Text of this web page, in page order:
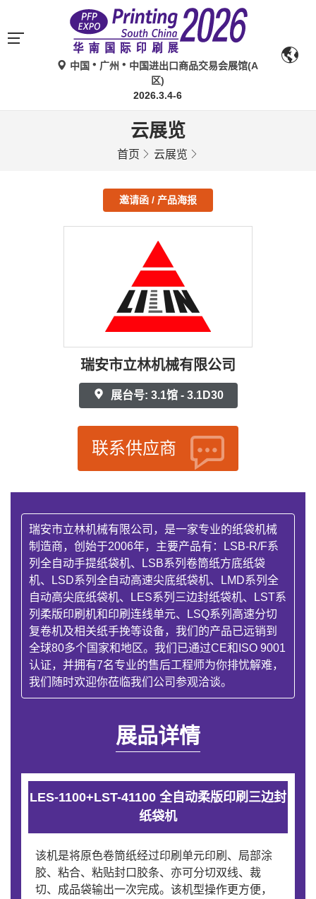
中国 广州
中国进出口商品交易会展馆(A
区)
2026.3.4-6
云展览
首页 云展览
邀请函 / 产品海报
瑞安市立林机械有限公司
展台号: 3.1馆 - 3.1D30
联系供应商
瑞安市立林机械有限公司，是一家专业的纸袋机械
制造商，创始于2006年，主要产品有：LSB-R/F系
列全自动手提纸袋机、LSB系列卷筒纸方底纸袋
机、LSD系列全自动高速尖底纸袋机、LMD系列全
自动高尖底纸袋机、LES系列三边封纸袋机、LST系
列柔版印刷机和印刷连线单元、LSQ系列高速分切
复卷机及相关纸手挽等设备，我们的产品已远销到
全球80多个国家和地区。我们已通过CE和ISO 9001
认证，并拥有7名专业的售后工程师为你排忧解难，
我们随时欢迎你莅临我们公司参观洽谈。
展品详情
LES-1100+LST-41100 全自动柔版印刷三边封
纸袋机
该机是将原色卷筒纸经过印刷单元印刷、局部涂
胶、粘合、粘贴封口胶条、亦可分切双线、裁
切、成品袋输出一次完成。该机型操作更方便，